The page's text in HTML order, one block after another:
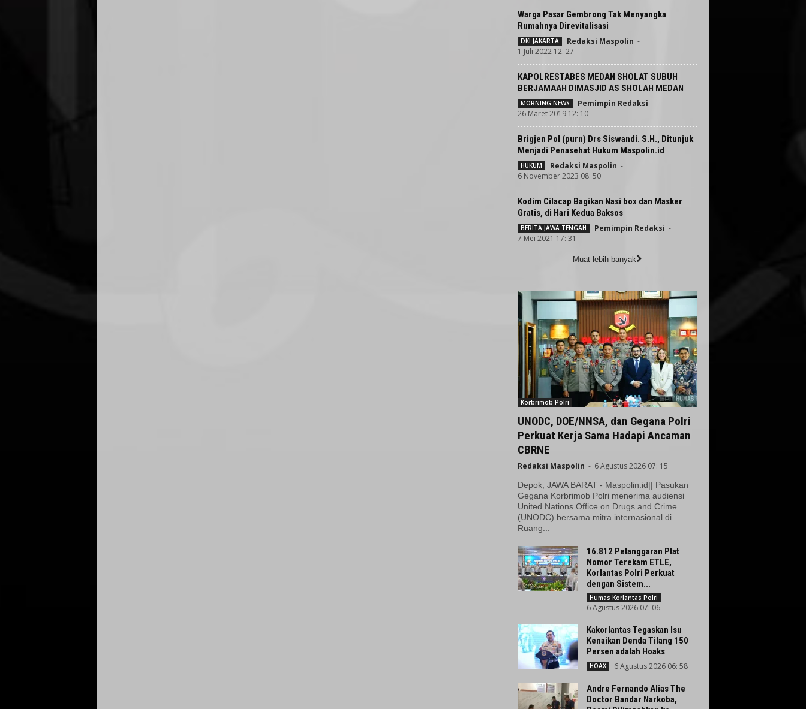
Warga Pasar Gembrong Tak Menyangka
Rumahnya Direvitalisasi
DKI JAKARTA Redaksi Maspolin -
1 Juli 2022 12: 27
KAPOLRESTABES MEDAN SHOLAT SUBUH
BERJAMAAH DIMASJID AS SHOLAH MEDAN
MORNING NEWS Pemimpin Redaksi -
26 Maret 2019 12: 10
Brigjen Pol (purn) Drs Siswandi. S.H., Ditunjuk
Menjadi Penasehat Hukum Maspolin.id
HUKUM Redaksi Maspolin -
6 November 2023 08: 50
Kodim Cilacap Bagikan Nasi box dan Masker
Gratis, di Hari Kedua Baksos
BERITA JAWA TENGAH Pemimpin Redaksi -
7 Mei 2021 17: 31
Muat lebih banyak
Korbrimob Polri
UNODC, DOE/NNSA, dan Gegana Polri
Perkuat Kerja Sama Hadapi Ancaman
CBRNE
Redaksi Maspolin - 6 Agustus 2026 07: 15
Depok, JAWA BARAT - Maspolin.id|| Pasukan
Gegana Korbrimob Polri menerima audiensi
United Nations Office on Drugs and Crime
(UNODC) bersama mitra internasional di
Ruang...
16.812 Pelanggaran Plat
Nomor Terekam ETLE,
Korlantas Polri Perkuat
dengan Sistem...
Humas Korlantas Polri
6 Agustus 2026 07: 06
Kakorlantas Tegaskan Isu
Kenaikan Denda Tilang 150
Persen adalah Hoaks
HOAX 6 Agustus 2026 06: 58
Andre Fernando Alias The
Doctor Bandar Narkoba,